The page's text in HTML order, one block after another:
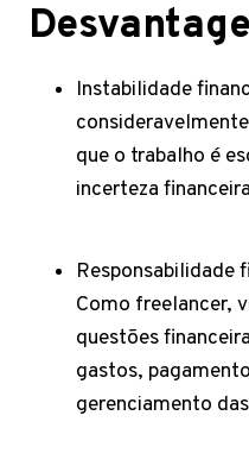
Instabilidade
que o trabalho é
incerteza
Responsabilidade
Como freelancer,
questões
gastos,
gerenciamento